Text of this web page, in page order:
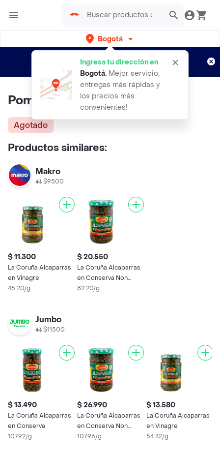
Bogotá
Ingresa tu dirección en
Bogotá. Mejor servicio,
entregas más rápidas y
los precios más
convenientes!
envíos gratis por semanas
Aplican TyC
Pomona Alcaparras Nonpareil
Agotado
Productos similares:
Makro
$9500
$ 11.300
La Coruña Alcaparras
en Vinagre
45.20/g
$ 20.550
La Coruña Alcaparras
en Conserva Non
Pareill
82.20/g
Jumbo
$11500
$ 13.490
La Coruña Alcaparras
en Conserva
107.92/g
$ 26.990
La Coruña Alcaparras
en Conserva Non
Pareill
107.96/g
$ 13.580
La Coruña Alcaparras
en Vinagre
54.32/g